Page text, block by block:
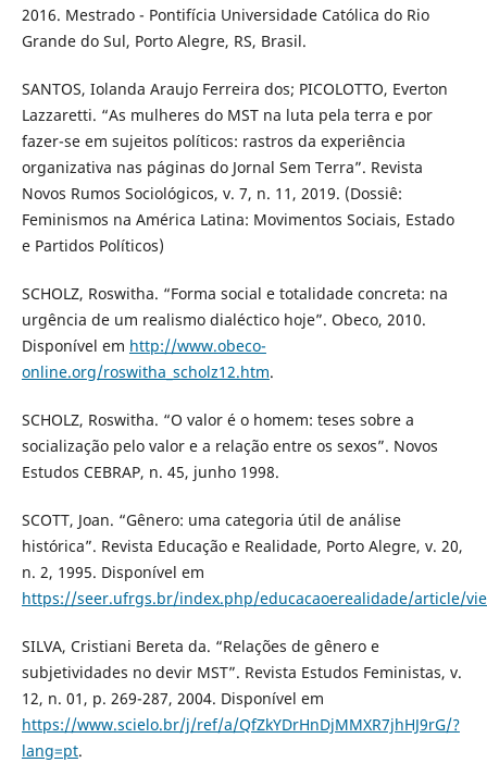
2016. Mestrado - Pontifícia Universidade Católica do Rio
Grande do Sul, Porto Alegre, RS, Brasil.
SANTOS, Iolanda Araujo Ferreira dos; PICOLOTTO, Everton
Lazzaretti. “As mulheres do MST na luta pela terra e por
fazer-se em sujeitos políticos: rastros da experiência
organizativa nas páginas do Jornal Sem Terra”. Revista
Novos Rumos Sociológicos, v. 7, n. 11, 2019. (Dossiê:
Feminismos na América Latina: Movimentos Sociais, Estado
e Partidos Políticos)
SCHOLZ, Roswitha. “Forma social e totalidade concreta: na
urgência de um realismo dialéctico hoje”. Obeco, 2010.
Disponível em http://www.obeco-
online.org/roswitha_scholz12.htm.
SCHOLZ, Roswitha. “O valor é o homem: teses sobre a
socialização pelo valor e a relação entre os sexos”. Novos
Estudos CEBRAP, n. 45, junho 1998.
SCOTT, Joan. “Gênero: uma categoria útil de análise
histórica”. Revista Educação e Realidade, Porto Alegre, v. 20,
n. 2, 1995. Disponível em
https://seer.ufrgs.br/index.php/educacaoerealidade/article/
SILVA, Cristiani Bereta da. “Relações de gênero e
subjetividades no devir MST”. Revista Estudos Feministas, v.
12, n. 01, p. 269-287, 2004. Disponível em
https://www.scielo.br/j/ref/a/QfZkYDrHnDjMMXR7jhHJ9rG/?
lang=pt.